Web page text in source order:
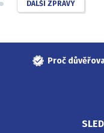
DALŠÍ ZPRÁVY
Proč